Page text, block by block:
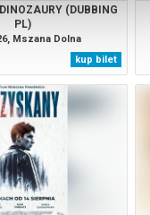
(DUBBING
PL)
Mszana Dolna
kup bilet